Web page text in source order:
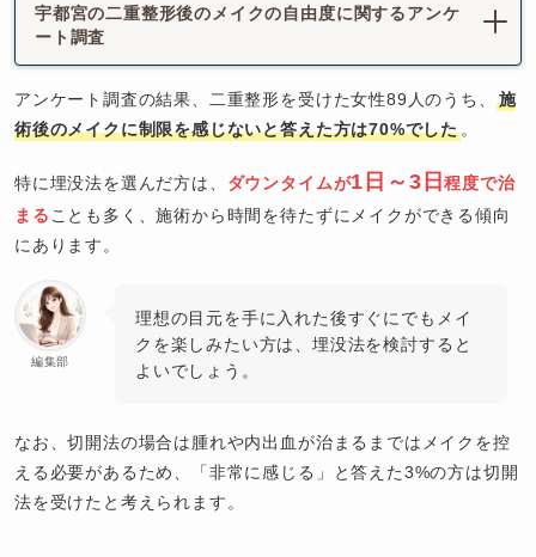
宇都宮の二重整形後のメイクの自由度に関するアンケ
ート調査
アンケート調査の結果、二重整形を受けた女性89人のうち、
施
術後のメイクに制限を感じないと答えた方は70%でした。
特に埋没法を選んだ方は、 ダウンタイムが1日～3日程度で治
まる ことも多く、施術から時間を待たずにメイクができる傾向
にあります。
編集部
理想の目元を手に入れた後すぐにでもメイ
クを楽しみたい方は、埋没法を検討すると
よいでしょう。
なお、切開法の場合は腫れや内出血が治まるまではメイクを控
える必要があるため、「非常に感じる」と答えた3%の方は切開
法を受けたと考えられます。